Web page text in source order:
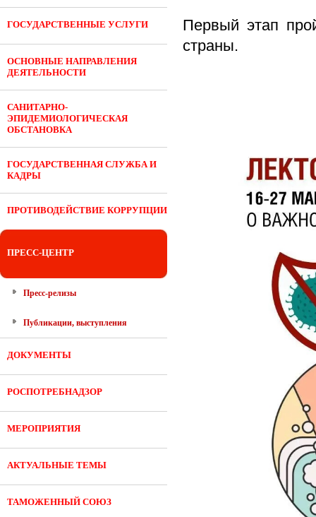
ГОСУДАРСТВЕННЫЕ УСЛУГИ
ОСНОВНЫЕ НАПРАВЛЕНИЯ
ДЕЯТЕЛЬНОСТИ
САНИТАРНО-
ЭПИДЕМИОЛОГИЧЕСКАЯ
ОБСТАНОВКА
ГОСУДАРСТВЕННАЯ СЛУЖБА И
КАДРЫ
ПРОТИВОДЕЙСТВИЕ КОРРУПЦИИ
ПРЕСС-ЦЕНТР
Пресс-релизы
Публикации, выступления
ДОКУМЕНТЫ
РОСПОТРЕБНАДЗОР
МЕРОПРИЯТИЯ
АКТУАЛЬНЫЕ ТЕМЫ
ТАМОЖЕННЫЙ СОЮЗ
Первый этап
страны.